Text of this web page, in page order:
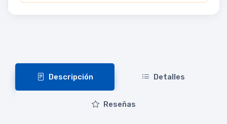
Descripción Detalles
Reseñas